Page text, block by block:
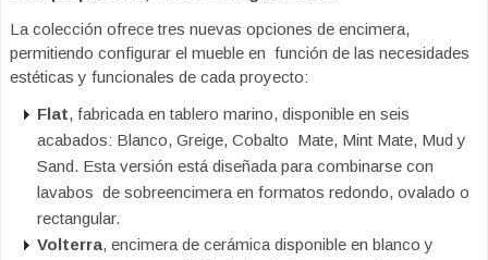
La colección ofrece tres nuevas opciones de encimera,
permitiendo configurar el mueble en función de las necesidades
estéticas y funcionales de cada proyecto:
Flat, fabricada en tablero marino, disponible en seis
acabados: Blanco, Greige, Cobalto Mate, Mint Mate, Mud y
Sand. Esta versión está diseñada para combinarse con
lavabos de sobreencimera en formatos redondo, ovalado o
rectangular.
Volterra, encimera de cerámica disponible en blanco y